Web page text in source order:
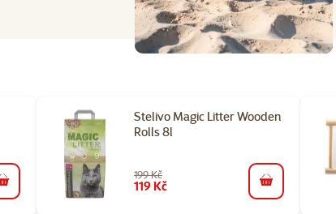
do košíku
Stelivo Magic Litter Wooden
Rolls 8l
199 Kč
119 Kč do košíku